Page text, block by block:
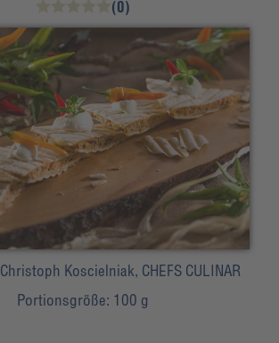
(0)
Christoph Koscielniak, CHEFS CULINAR
Portionsgröße: 100 g